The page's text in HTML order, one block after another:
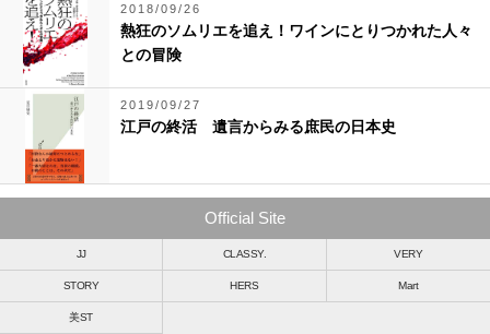
2018/09/26
熱狂のソムリエを追え！ワインにとりつかれた人々
との冒険
2019/09/27
江戸の終活 遺言からみる庶民の日本史
Official Site
JJ CLASSY. VERY
STORY HERS Mart
美ST